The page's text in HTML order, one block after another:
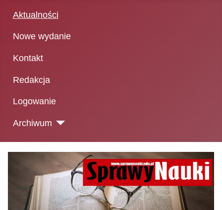
Aktualności
Nowe wydanie
Kontakt
Redakcja
Logowanie
Archiwum